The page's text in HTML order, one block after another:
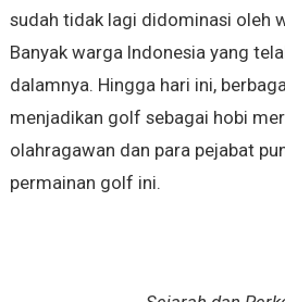
sudah tidak lagi didominasi oleh
Banyak warga Indonesia yang
dalamnya. Hingga hari ini,
menjadikan golf sebagai hobi
olahragawan dan para pejabat
permainan golf ini.